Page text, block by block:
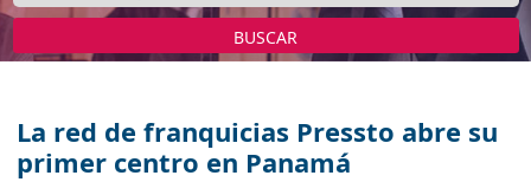
BUSCAR
La red de franquicias Pressto abre su
primer centro en Panamá